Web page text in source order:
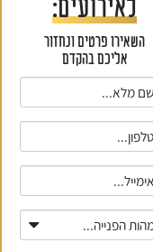
לאירועים:
השאירו פרטים ונחזור
אליכם בהקדם
אנא
מלאו
את
טופס
-
לאירועים: